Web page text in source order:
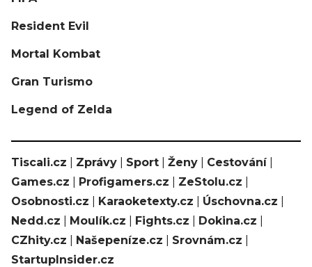
Resident Evil
Mortal Kombat
Gran Turismo
Legend of Zelda
Tiscali.cz Zprávy Sport Ženy Cestování|
Games.cz
Profigamers.cz ZeStolu.cz
Osobnosti.cz
Karaoketexty.cz Úschovna.cz
Nedd.cz
Moulík.cz Fights.cz Dokina.cz
CZhity.cz
Našepeníze.cz Srovnám.cz
StartupInsider.cz